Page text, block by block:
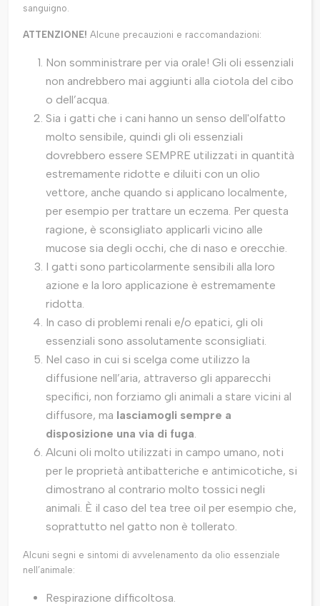
sanguigno.
ATTENZIONE! Alcune precauzioni e raccomandazioni:
Non somministrare per via orale! Gli oli essenziali
non andrebbero mai aggiunti alla ciotola del cibo
o dell’acqua.
Sia i gatti che i cani hanno un senso dell'olfatto
molto sensibile, quindi gli oli essenziali
dovrebbero essere SEMPRE utilizzati in quantità
estremamente ridotte e diluiti con un olio
vettore, anche quando si applicano localmente,
per esempio per trattare un eczema. Per questa
ragione, è sconsigliato applicarli vicino alle
mucose sia degli occhi, che di naso e orecchie.
I gatti sono particolarmente sensibili alla loro
azione e la loro applicazione è estremamente
ridotta.
In caso di problemi renali e/o epatici, gli oli
essenziali sono assolutamente sconsigliati.
Nel caso in cui si scelga come utilizzo la
diffusione nell’aria, attraverso gli apparecchi
specifici, non forziamo gli animali a stare vicini al
diffusore, ma lasciamogli sempre a
disposizione una via di fuga.
Alcuni oli molto utilizzati in campo umano, noti
per le proprietà antibatteriche e antimicotiche, si
dimostrano al contrario molto tossici negli
animali. È il caso del tea tree oil per esempio che,
soprattutto nel gatto non è tollerato.
Alcuni segni e sintomi di avvelenamento da olio essenziale
nell’animale:
Respirazione difficoltosa.